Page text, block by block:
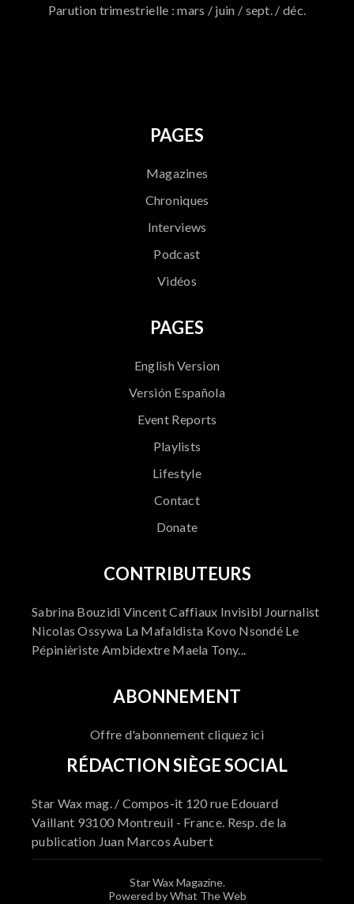
Parution trimestrielle : mars / juin / sept. / déc.
PAGES
Magazines
Chroniques
Interviews
Podcast
Vidéos
PAGES
English Version
Versión Española
Event Reports
Playlists
Lifestyle
Contact
Donate
CONTRIBUTEURS
Sabrina Bouzidi Vincent Caffiaux Invisibl Journalist
Nicolas Ossywa La Mafaldista Kovo Nsondé Le
Pépinièriste Ambidextre Maela Tony...
ABONNEMENT
Offre d'abonnement cliquez ici
RÉDACTION SIÈGE SOCIAL
Star Wax mag. / Compos-it 120 rue Edouard
Vaillant 93100 Montreuil - France. Resp. de la
publication Juan Marcos Aubert
Star Wax Magazine.
Powered by What The Web